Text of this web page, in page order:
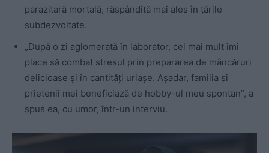
parazitară mortală, răspândită mai ales în țările
subdezvoltate.
„După o zi aglomerată în laborator, cel mai mult îmi
place să combat stresul prin prepararea de mâncăruri
delicioase și în cantități uriașe. Așadar, familia și
prietenii mei beneficiază de hobby-ul meu spontan”, a
spus ea, cu umor, într-un interviu.